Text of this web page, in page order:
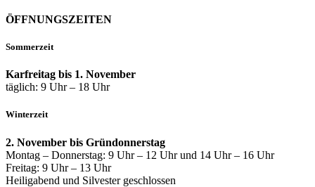
ÖFFNUNGSZEITEN
Sommerzeit
Karfreitag bis 1. November
täglich: 9 Uhr – 18 Uhr
Winterzeit
2. November bis Gründonnerstag
Montag – Donnerstag: 9 Uhr – 12 Uhr und 14 Uhr – 16 Uhr
Freitag: 9 Uhr – 13 Uhr
Heiligabend und Silvester geschlossen